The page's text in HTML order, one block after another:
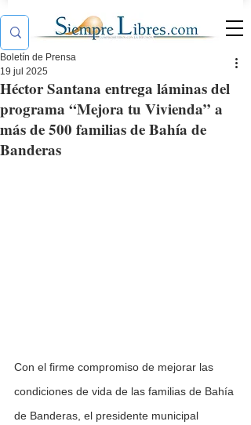
Héctor Santana entrega láminas del
programa “Mejora tu Vivienda” a
más de 500 familias de Bahía de
Banderas
Boletín de Prensa
19 jul 2025
Con el firme compromiso de mejorar las
condiciones de vida de las familias de Bahía
de Banderas, el presidente municipal